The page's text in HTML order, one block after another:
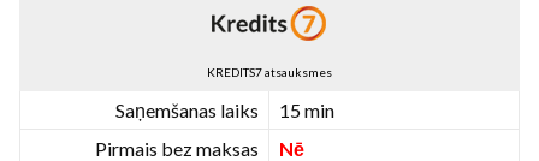
KREDITS7 atsauksmes
Saņemšanas laiks
15 min
Pirmais bez maksas
Nē